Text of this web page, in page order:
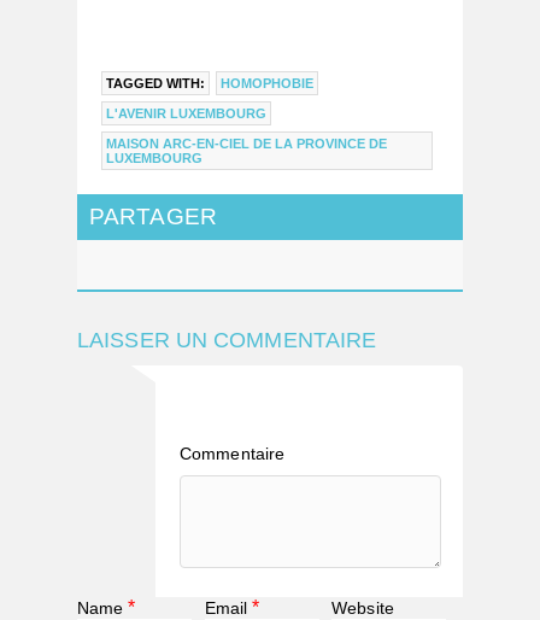
TAGGED WITH: HOMOPHOBIE
L'AVENIR LUXEMBOURG
MAISON ARC-EN-CIEL DE LA PROVINCE DE
LUXEMBOURG
PARTAGER
LAISSER UN COMMENTAIRE
Commentaire
Name * Email * Website